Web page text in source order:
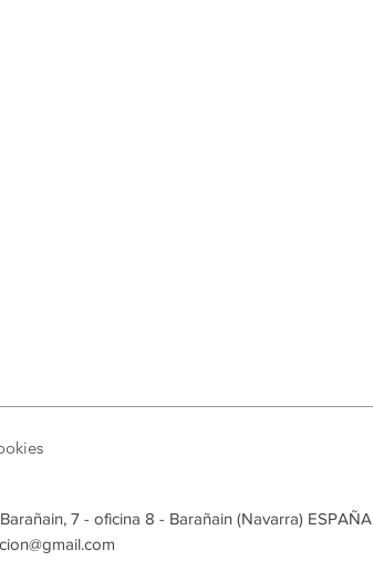
7 - oficina 8 - Barañain (Navarra) ESPAÑA